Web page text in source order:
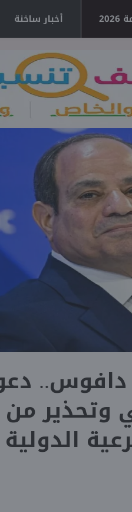
أخبار ساخنة
وتحذير
الدولية